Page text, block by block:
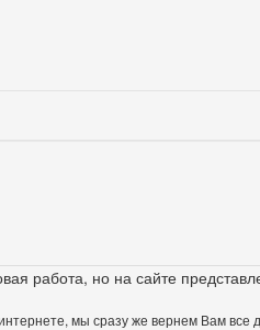
работа, но на сайте
мы сразу же вернем Вам все